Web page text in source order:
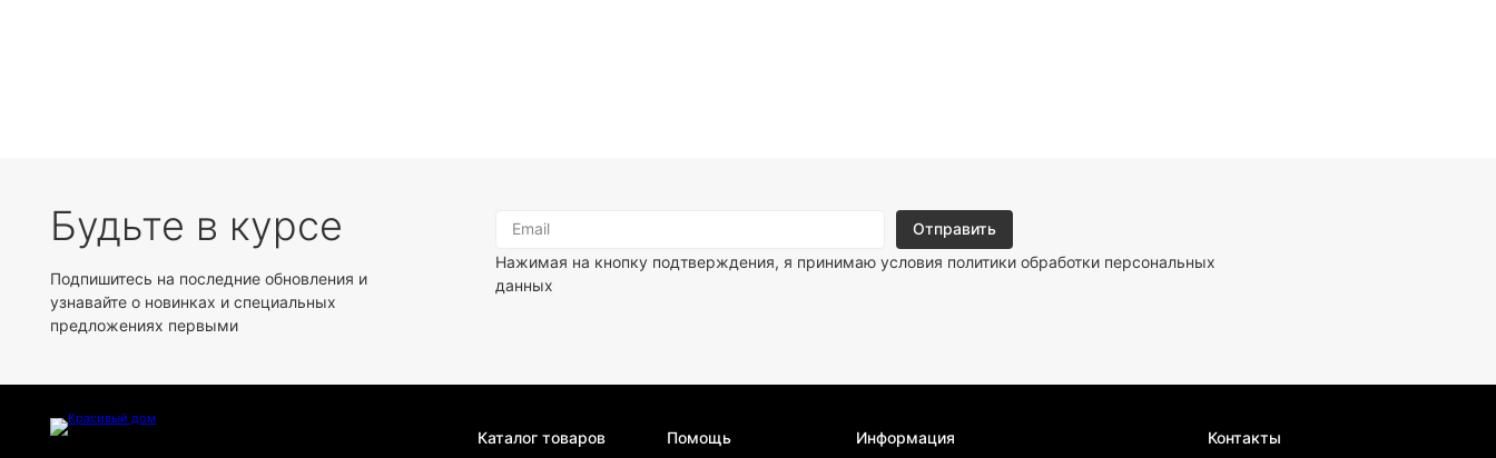
Будьте в курсе
Подпишитесь на последние обновления и
узнавайте о новинках и специальных
предложениях первыми
Нажимая на кнопку подтверждения, я принимаю условия политики обработки персональных
данных
Каталог товаров Помощь Информация Контакты